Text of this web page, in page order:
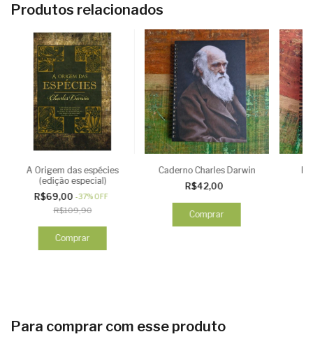
Produtos relacionados
A Origem das espécies
(edição especial)
R$69,00 -37%OFF
R$109,90
Caderno Charles Darwin
R$42,00
Comprar
Para comprar com esse produto